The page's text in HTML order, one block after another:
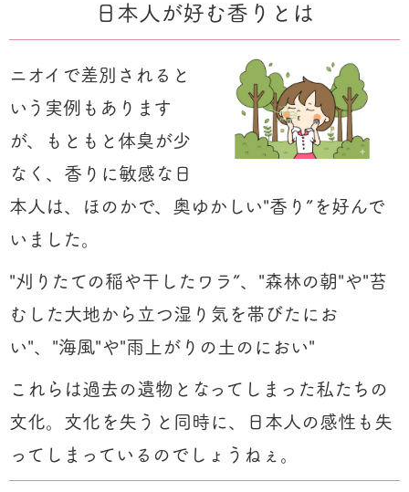
日本人が好む香りとは
ニオイで差別されると
いう実例もあります
が、もともと体臭が少
なく、香りに敏感な日
本人は、ほのかで、奥ゆかしい"香り”を好んで
いました。
"刈りたての稲や干したワラ”、"森林の朝"や"苔
むした大地から立つ湿り気を帯びたにお
い"、"海風"や"雨上がりの土のにおい"
これらは過去の遺物となってしまった私たちの
文化。文化を失うと同時に、日本人の感性も失
ってしまっているのでしょうねぇ。